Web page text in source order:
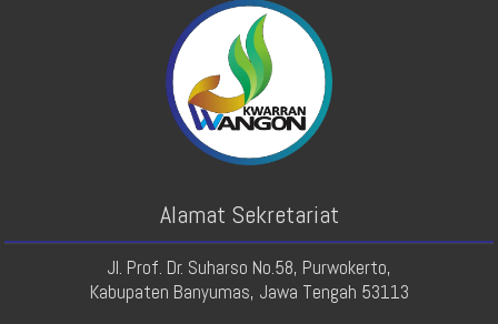
Alamat Sekretariat
Jl. Prof. Dr. Suharso No.58, Purwokerto,
Kabupaten Banyumas, Jawa Tengah 53113